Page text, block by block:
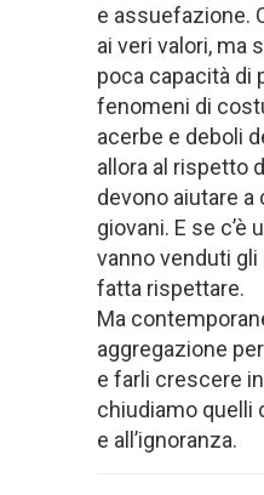
e assuefazione.
ai veri valori, ma
poca capacità di
fenomeni di
acerbe e deboli
allora al rispetto
devono aiutare
giovani. E se c’è
vanno venduti
fatta rispettare.
Ma
aggregazione
e farli crescere
chiudiamo quelli
e all’ignoranza.